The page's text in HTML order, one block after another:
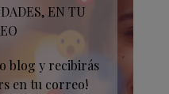
EN TU
blog y recibirás
en tu correo!